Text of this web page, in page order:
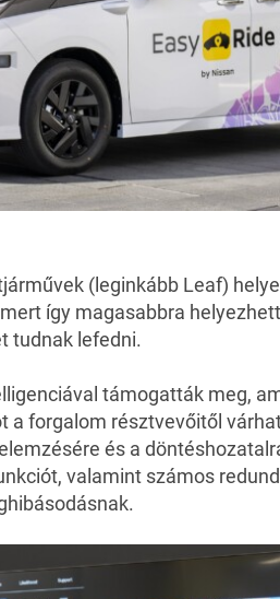
(leginkább Leaf)
így magasabbra
tudnak lefedni.
támogatták meg,
a forgalom résztvevőitől
és a
valamint számos